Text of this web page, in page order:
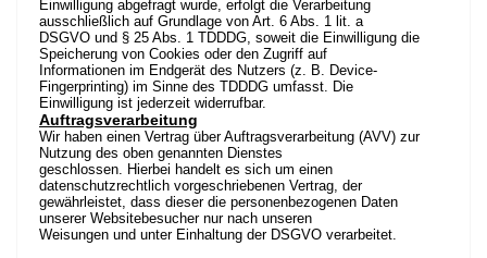
Einwilligung abgefragt wurde, erfolgt die Verarbeitung
ausschließlich auf Grundlage von Art. 6 Abs. 1 lit. a
DSGVO und § 25 Abs. 1 TDDDG, soweit die Einwilligung die
Speicherung von Cookies oder den Zugriff auf
Informationen im Endgerät des Nutzers (z. B. Device-
Fingerprinting) im Sinne des TDDDG umfasst. Die
Einwilligung ist jederzeit widerrufbar.
Auftragsverarbeitung
Wir haben einen Vertrag über Auftragsverarbeitung (AVV) zur
Nutzung des oben genannten Dienstes
geschlossen. Hierbei handelt es sich um einen
datenschutzrechtlich vorgeschriebenen Vertrag, der
gewährleistet, dass dieser die personenbezogenen Daten
unserer Websitebesucher nur nach unseren
Weisungen und unter Einhaltung der DSGVO verarbeitet.